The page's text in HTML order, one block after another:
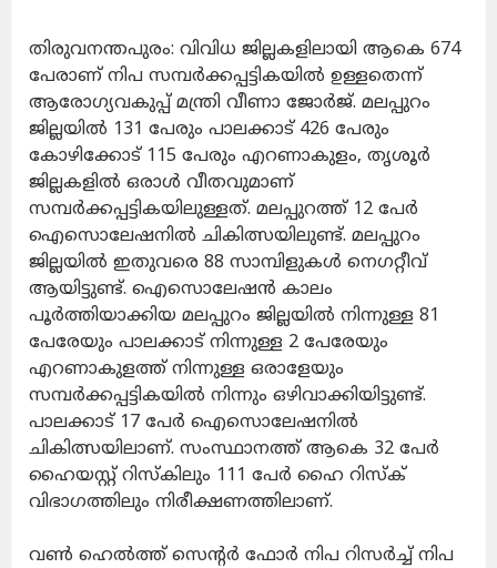
തിരുവനന്തപുരം: വിവിധ ജില്ലകളിലായി ആകെ 674
പേരാണ് നിപ സമ്പര്‍ക്കപ്പട്ടികയില്‍ ഉള്ളതെന്ന്
ആരോഗ്യവകുപ്പ് മന്ത്രി വീണാ ജോര്‍ജ്. മലപ്പുറം
ജില്ലയില്‍ 131 പേരും പാലക്കാട് 426 പേരും
കോഴിക്കോട് 115 പേരും എറണാകുളം, തൃശൂര്‍
ജില്ലകളില്‍ ഒരാള്‍ വീതവുമാണ്
സമ്പര്‍ക്കപ്പട്ടികയിലുള്ളത്. മലപ്പുറത്ത് 12 പേര്‍
ഐസൊലേഷനില്‍ ചികിത്സയിലുണ്ട്. മലപ്പുറം
ജില്ലയില്‍ ഇതുവരെ 88 സാമ്പിളുകള്‍ നെഗറ്റീവ്
ആയിട്ടുണ്ട്. ഐസൊലേഷന്‍ കാലം
പൂര്‍ത്തിയാക്കിയ മലപ്പുറം ജില്ലയില്‍ നിന്നുള്ള 81
പേരേയും പാലക്കാട് നിന്നുള്ള 2 പേരേയും
എറണാകുളത്ത് നിന്നുള്ള ഒരാളേയും
സമ്പര്‍ക്കപ്പട്ടികയില്‍ നിന്നും ഒഴിവാക്കിയിട്ടുണ്ട്.
പാലക്കാട് 17 പേര്‍ ഐസൊലേഷനില്‍
ചികിത്സയിലാണ്. സംസ്ഥാനത്ത് ആകെ 32 പേര്‍
ഹൈയസ്റ്റ് റിസ്‌കിലും 111 പേര്‍ ഹൈ റിസ്‌ക്
വിഭാഗത്തിലും നിരീക്ഷണത്തിലാണ്.
വണ്‍ ഹെല്‍ത്ത് സെന്റര്‍ ഫോര്‍ നിപ റിസര്‍ച്ച് നിപ